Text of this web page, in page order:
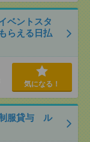
ベントスタ
らえる日払
気になる！
制服貸与 ル